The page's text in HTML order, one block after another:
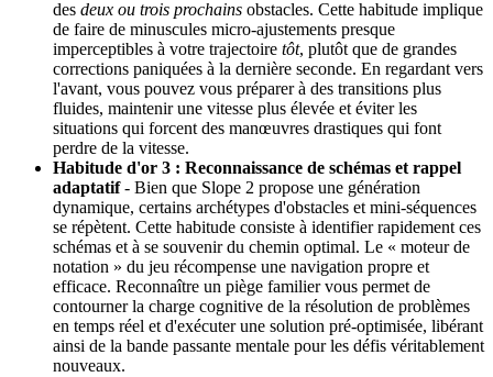
des deux ou trois prochains obstacles. Cette habitude implique
de faire de minuscules micro-ajustements presque
imperceptibles à votre trajectoire tôt, plutôt que de grandes
corrections paniquées à la dernière seconde. En regardant vers
l'avant, vous pouvez vous préparer à des transitions plus
fluides, maintenir une vitesse plus élevée et éviter les
situations qui forcent des manœuvres drastiques qui font
perdre de la vitesse.
Habitude d'or 3 : Reconnaissance de schémas et rappel
adaptatif- Bien que Slope 2 propose une génération
dynamique, certains archétypes d'obstacles et mini-séquences
se répètent. Cette habitude consiste à identifier rapidement ces
schémas et à se souvenir du chemin optimal. Le « moteur de
notation » du jeu récompense une navigation propre et
efficace. Reconnaître un piège familier vous permet de
contourner la charge cognitive de la résolution de problèmes
en temps réel et d'exécuter une solution pré-optimisée, libérant
ainsi de la bande passante mentale pour les défis véritablement
nouveaux.